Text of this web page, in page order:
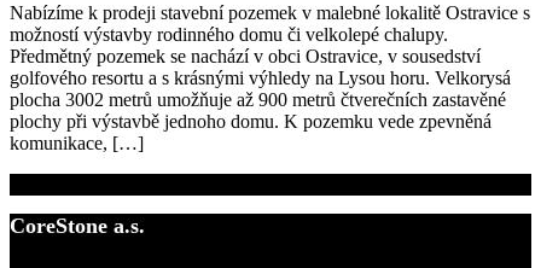
Nabízíme k prodeji stavební pozemek v malebné lokalitě Ostravice s
možností výstavby rodinného domu či velkolepé chalupy.
Předmětný pozemek se nachází v obci Ostravice, v sousedství
golfového resortu a s krásnými výhledy na Lysou horu. Velkorysá
plocha 3002 metrů umožňuje až 900 metrů čtverečních zastavěné
plochy při výstavbě jednoho domu. K pozemku vede zpevněná
komunikace, […]
CoreStone a.s.